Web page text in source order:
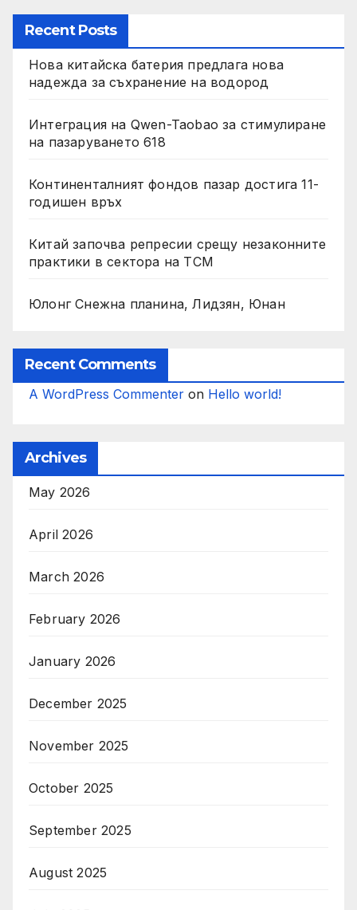
Recent Posts
Нова китайска батерия предлага нова
надежда за съхранение на водород
Интеграция на Qwen-Taobao за стимулиране
на пазаруването 618
Континенталният фондов пазар достига 11-
годишен връх
Китай започва репресии срещу незаконните
практики в сектора на TCM
Юлонг Снежна планина, Лидзян, Юнан
Recent Comments
A WordPress Commenter on Hello world!
Archives
May 2026
April 2026
March 2026
February 2026
January 2026
December 2025
November 2025
October 2025
September 2025
August 2025